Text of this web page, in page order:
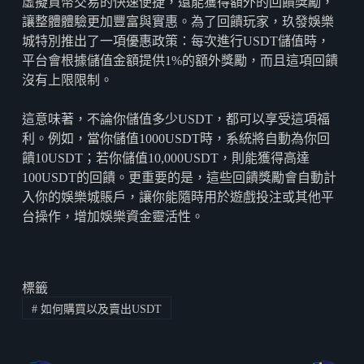
讓整體體驗更加豐富與實惠。為了回饋玩家，玖發娛樂
城特別推出了一項優惠政策：每次進行USDT儲值時，
平台會根據儲值金額提供1%的額外獎勵，而且這項回饋
沒有上限限制。
這意味著，不論你儲值多少USDT，都可以享受這項福
利。例如，當你儲值1000USDT時，系統將自動為你回
饋10USDT；若你儲值10,000USDT，則能獲得高達
100USDT的回饋。更重要的是，這些回饋獎勵會自動計
入你的娛樂城賬戶，讓你能隨時用於遊戲投注或其他平
台操作，增加娛樂資金靈活性。
標籤
#如何購買以及賣出USDT